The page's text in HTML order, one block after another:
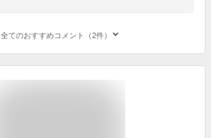
全てのおすすめコメント（2件）